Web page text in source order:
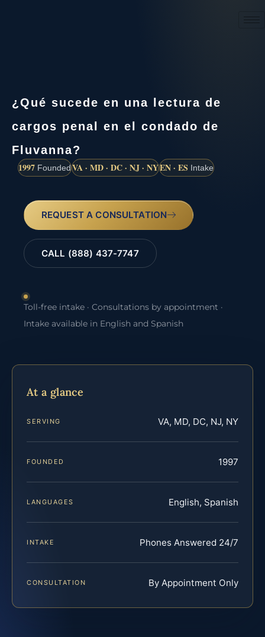
¿Qué sucede en una lectura de
cargos penal en el condado de
Fluvanna?
1997 FoundedVA · MD · DC · NJ · NYEN · ES Intake
REQUEST A CONSULTATION
CALL (888) 437-7747
Toll-free intake · Consultations by appointment ·
Intake available in English and Spanish
At a glance
SERVING VA, MD, DC, NJ, NY
FOUNDED 1997
LANGUAGES English, Spanish
INTAKE Phones Answered 24/7
CONSULTATION By Appointment Only